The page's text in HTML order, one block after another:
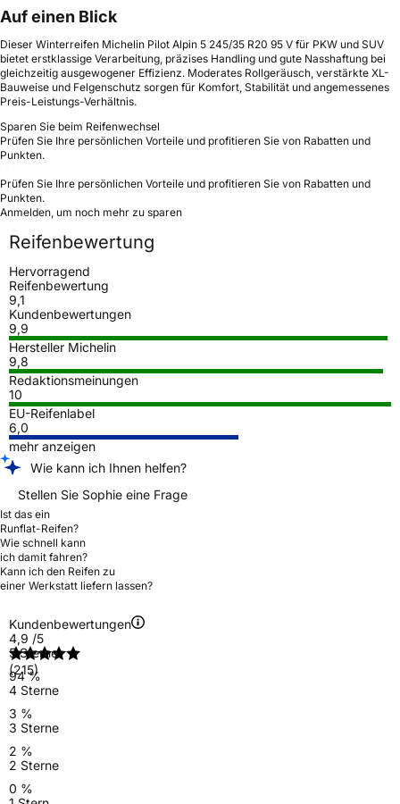
Auf einen Blick
Dieser Winterreifen Michelin Pilot Alpin 5 245/35 R20 95 V für PKW und SUV
bietet erstklassige Verarbeitung, präzises Handling und gute Nasshaftung bei
gleichzeitig ausgewogener Effizienz. Moderates Rollgeräusch, verstärkte XL-
Bauweise und Felgenschutz sorgen für Komfort, Stabilität und angemessenes
Preis-Leistungs-Verhältnis.
Sparen Sie beim Reifenwechsel
Prüfen Sie Ihre persönlichen Vorteile und profitieren Sie von Rabatten und
Punkten.
Prüfen Sie Ihre persönlichen Vorteile und profitieren Sie von Rabatten und
Punkten.
Anmelden, um noch mehr zu sparen
Reifenbewertung
Hervorragend
Reifenbewertung
9,1
Kundenbewertungen
9,9
Hersteller Michelin
9,8
Redaktionsmeinungen
10
EU-Reifenlabel
6,0
mehr anzeigen
Wie kann ich Ihnen helfen?
Stellen Sie Sophie eine Frage
Ist das ein
Runflat-Reifen?
Wie schnell kann
ich damit fahren?
Kann ich den Reifen zu
einer Werkstatt liefern lassen?
Kundenbewertungen
4,9 /5
(215)
5 Sterne
94 %
4 Sterne
3 %
3 Sterne
2 %
2 Sterne
0 %